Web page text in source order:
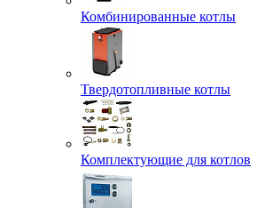
Комбинированные котлы
Твердотопливные котлы
Комплектующие для котлов